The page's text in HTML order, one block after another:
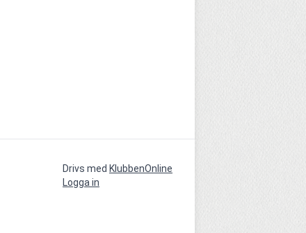
Drivs med KlubbenOnline
Logga in